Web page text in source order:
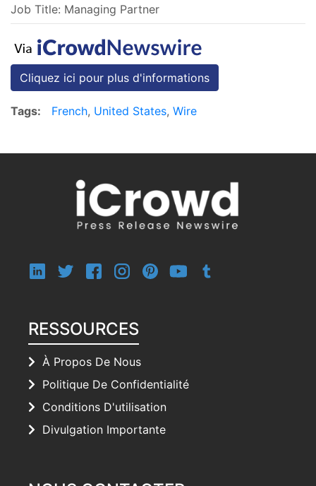
Job Title: Managing Partner
Cliquez ici pour plus d'informations
Tags: French, United States, Wire
RESSOURCES
À Propos De Nous
Politique De Confidentialité
Conditions D'utilisation
Divulgation Importante